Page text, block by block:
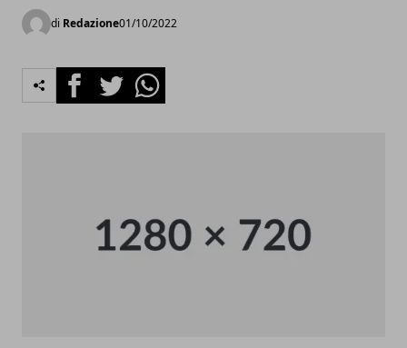
di Redazione01/10/2022
FacebookTwitterWhatsapp